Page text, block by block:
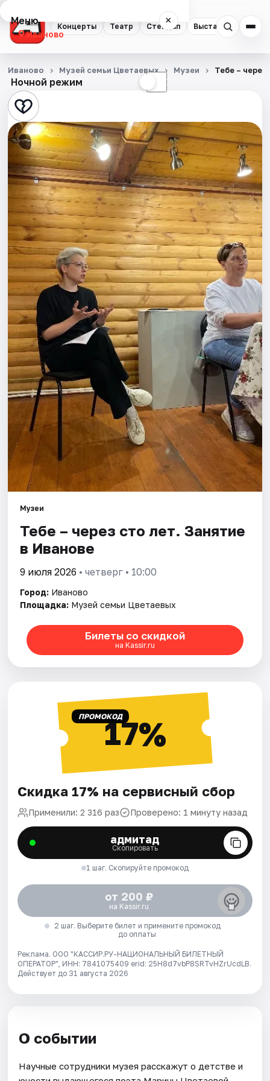
Концерты Театр Стендап Выставки Спорт
Меню ×
Иваново
Концерты
Театр
Стендап
Выставки
Спорт
События
Города
Площадки
Артисты
Рейтинги
Ночной режим ☾
Иваново Музей семьи Цветаевых Музеи Тебе –
Музеи
Тебе – через сто лет. Занятие
в Иванове
9 июля 2026 • четверг • 10:00
Город: Иваново
Площадка: Музей семьи Цветаевых
Билеты со скидкой
на Kassir.ru
ПРОМОКОД17%
Скидка 17% на сервисный сбор
Применили: 2 316 раз Проверено: 1 минуту назад
адмитад
Скопировать
1 шаг. Скопируйте промокод
от 200 ₽
на Kassir.ru
2 шаг. Выберите билет и примените промокод
до оплаты
Реклама. ООО "КАССИР.РУ-НАЦИОНАЛЬНЫЙ БИЛЕТНЫЙ
ОПЕРАТОР", ИНН: 7841075409 erid: 25H8d7vbP8SRTvHZrUcdLB.
Действует до 31 августа 2026
О событии
Научные сотрудники музея расскажут о детстве и